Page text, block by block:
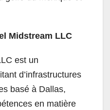
Midstream LLC
est un
d’infrastructures
basé à Dallas,
en matière